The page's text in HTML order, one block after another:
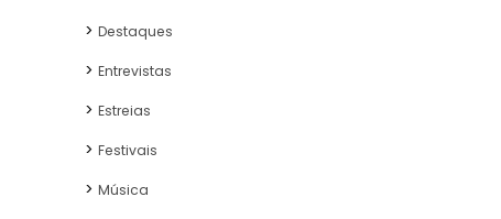
Destaques
Entrevistas
Estreias
Festivais
Música